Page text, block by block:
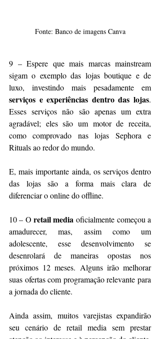
Fonte: Banco de imagens Canva
9 – Espere que mais marcas mainstream
sigam o exemplo das lojas boutique e de
luxo, investindo mais pesadamente em
serviços e experiências dentro das lojas.
Esses serviços não são apenas um extra
agradável; eles são um motor de receita,
como comprovado nas lojas Sephora e
Rituals ao redor do mundo.
E, mais importante ainda, os serviços dentro
das lojas são a forma mais clara de
diferenciar o online do offline.
10 – O retail media oficialmente começou a
amadurecer, mas, assim como um
adolescente, esse desenvolvimento se
desenrolará de maneiras opostas nos
próximos 12 meses. Alguns irão melhorar
suas ofertas com programação relevante para
a jornada do cliente.
Ainda assim, muitos varejistas expandirão
seu cenário de retail media sem prestar